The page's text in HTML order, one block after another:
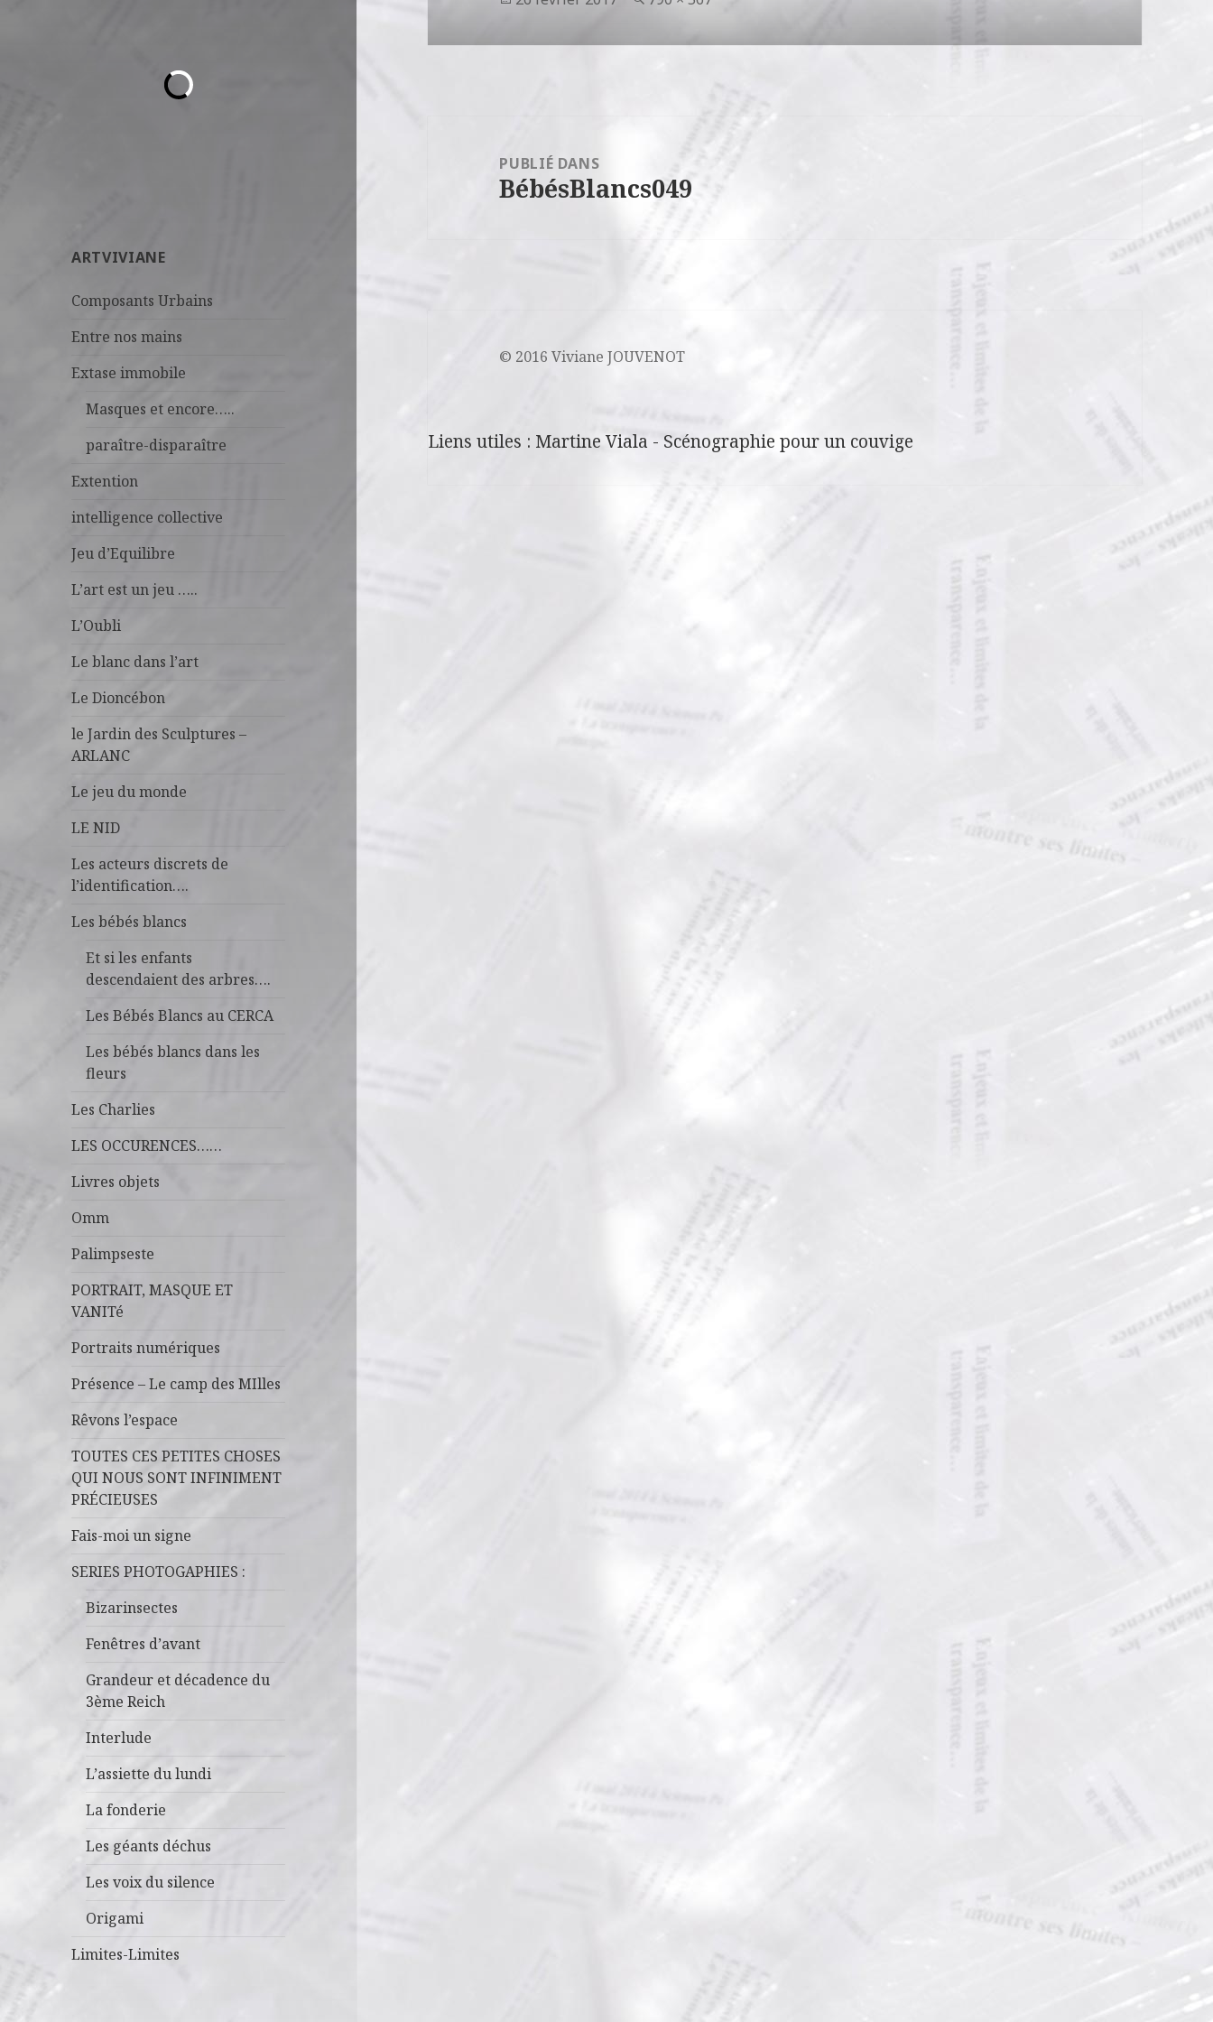
ARTVIVIANE
Composants Urbains
Entre nos mains
Extase immobile
Masques et encore…..
paraître-disparaître
Extention
intelligence collective
Jeu d’Equilibre
L’art est un jeu …..
L’Oubli
Le blanc dans l’art
Le Dioncébon
le Jardin des Sculptures –
ARLANC
Le jeu du monde
LE NID
Les acteurs discrets de
l’identification….
Les bébés blancs
Et si les enfants
descendaient des arbres….
Les Bébés Blancs au CERCA
Les bébés blancs dans les
fleurs
Les Charlies
LES OCCURENCES……
Livres objets
Omm
Palimpseste
PORTRAIT, MASQUE ET
VANITé
Portraits numériques
Présence – Le camp des MIlles
Rêvons l’espace
TOUTES CES PETITES CHOSES
QUI NOUS SONT INFINIMENT
PRÉCIEUSES
Fais-moi un signe
SERIES PHOTOGAPHIES :
Bizarinsectes
Fenêtres d’avant
Grandeur et décadence du
3ème Reich
Interlude
L’assiette du lundi
La fonderie
Les géants déchus
Les voix du silence
Origami
Limites-Limites
l’article
PUBLIÉ DANS
BébésBlancs049
© 2016 Viviane JOUVENOT
Liens utiles : Martine Viala - Scénographie pour un couvige